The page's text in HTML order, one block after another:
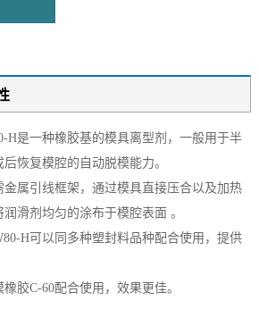
H是一种橡胶基的模具离型剂，一般用于半
恢复模腔的自动脱模能力。
金属引线框架，通过模具直接压合以及加热
滑剂均匀的涂布于模腔表面 。
H可以同多种塑封料品种配合使用，提供
胶C-60配合使用，效果更佳。